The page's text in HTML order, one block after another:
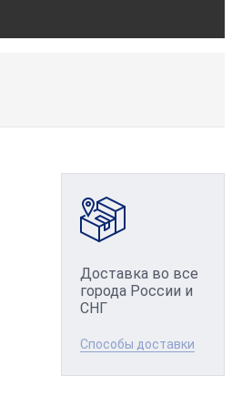
Доставка во все
города России и
СНГ
Способы доставки